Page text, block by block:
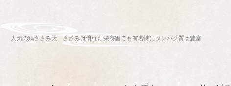
人気の鶏ささみ天 ささみは優れた栄養価でも有名特にタンパク質は豊富